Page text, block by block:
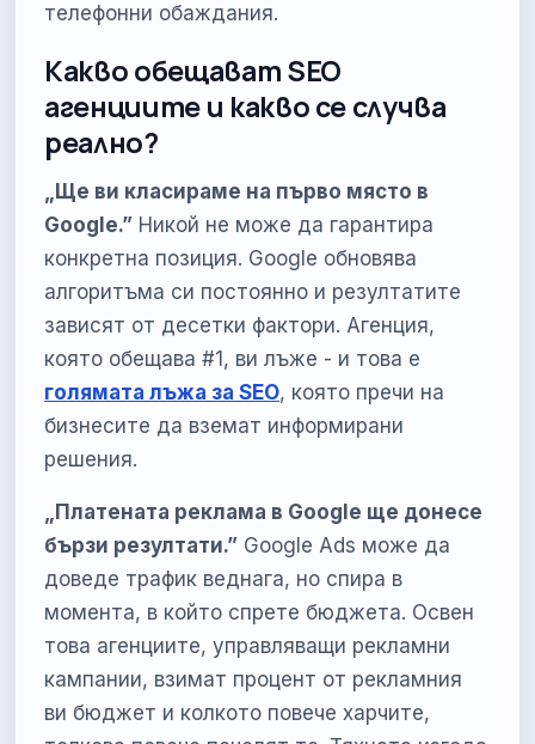
телефонни обаждания.
Какво обещават SEO
агенциите и какво се случва
реално?
„Ще ви класираме на първо място в
Google.” Никой не може да гарантира
конкретна позиция. Google обновява
алгоритъма си постоянно и резултатите
зависят от десетки фактори. Агенция,
която обещава #1, ви лъже - и това е
голямата лъжа за SEO, която пречи на
бизнесите да вземат информирани
решения.
„Платената реклама в Google ще донесе
бързи резултати.” Google Ads може да
доведе трафик веднага, но спира в
момента, в който спрете бюджета. Освен
това агенциите, управляващи рекламни
кампании, взимат процент от рекламния
ви бюджет и колкото повече харчите,